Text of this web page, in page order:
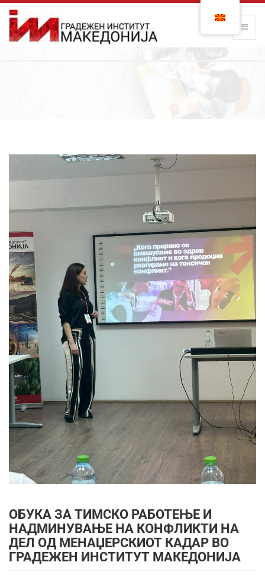
ОБУКА ЗА ТИМСКО РАБОТЕЊЕ И
НАДМИНУВАЊЕ НА КОНФЛИКТИ НА
ДЕЛ ОД МЕНАЏЕРСКИОТ КАДАР ВО
ГРАДЕЖЕН ИНСТИТУТ МАКЕДОНИЈА